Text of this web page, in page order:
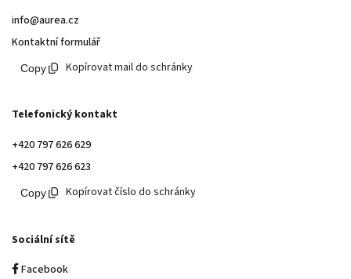
info@aurea.cz
Kontaktní formulář
Kopírovat mail do schránky
Telefonický kontakt
+420 797 626 629
+420 797 626 623
Kopírovat číslo do schránky
Sociální sítě
Facebook